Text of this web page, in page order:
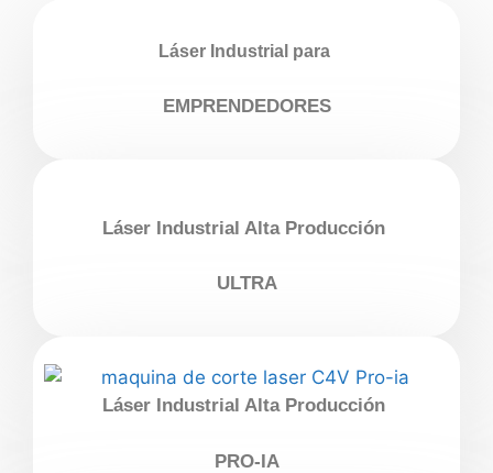
Láser Industrial para
EMPRENDEDORES
Láser Industrial Alta Producción
ULTRA
Láser Industrial Alta Producción
PRO-IA